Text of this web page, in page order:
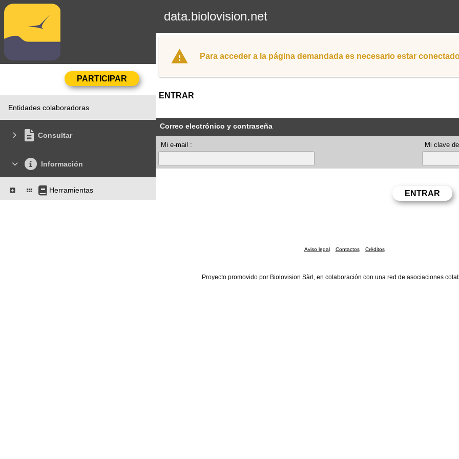
data.biolovision.net
Entidades colaboradoras
Consultar
Información
Herramientas
Para acceder a la página demandada es necesario estar
ENTRAR
Correo electrónico y contraseña
Mi e-mail : Mi clave
Aviso legal Contactos Créditos
Proyecto promovido por Biolovision Sàrl, en colaboración con una red de asociaciones